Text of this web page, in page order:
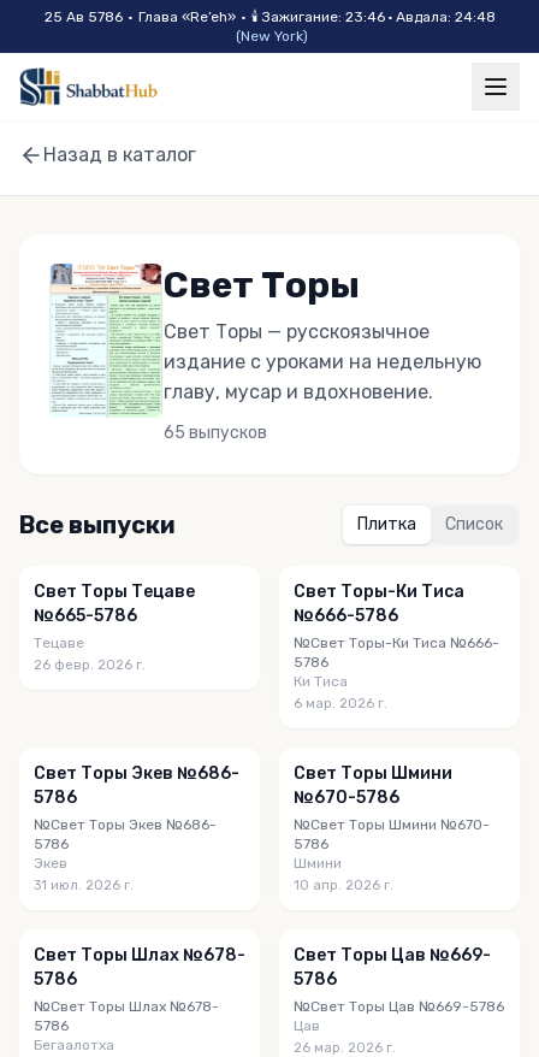
Skip to main content
25 Ав 5786 • Глава «Re’eh» • 🕯 Зажигание: 23:46 · Авдала: 24:48
(New York)
Назад в каталог
Свет Торы
Свет Торы — русскоязычное
издание с уроками на недельную
главу, мусар и вдохновение.
65 выпусков
Все выпуски Плитка Список
Свет Торы Тецаве
№665-5786
Тецаве
26 февр. 2026 г.
Свет Торы-Ки Тиса
№666-5786
№Свет Торы-Ки Тиса №666-
5786
Ки Тиса
6 мар. 2026 г.
Свет Торы Экев №686-
5786
№Свет Торы Экев №686-
5786
Экев
31 июл. 2026 г.
Свет Торы Шмини
№670-5786
№Свет Торы Шмини №670-
5786
Шмини
10 апр. 2026 г.
Свет Торы Шлах №678-
5786
№Свет Торы Шлах №678-
5786
Бегаалотха
Свет Торы Цав №669-
5786
№Свет Торы Цав №669-5786
Цав
26 мар. 2026 г.